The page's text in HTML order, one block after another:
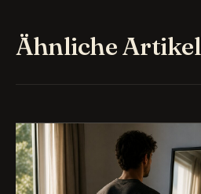
Ähnliche Artikel